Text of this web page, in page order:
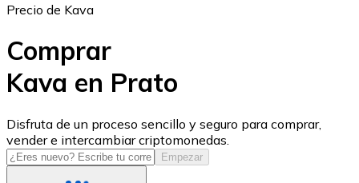
USD Coin
USDC
Precio de Kava
Comprar
Kava en Prato
Disfruta de un proceso sencillo y seguro para comprar,
vender e intercambiar criptomonedas.
Empezar